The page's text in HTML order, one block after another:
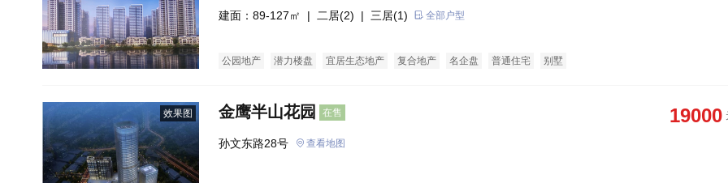
建面：89-127㎡ | 二居(2) | 三居(1) 全部户型
公园地产 潜力楼盘 宜居生态地产 复合地产 名企盘 普通住宅 别墅
效果图 金鹰半山花园 在售 19000
孙文东路28号 查看地图